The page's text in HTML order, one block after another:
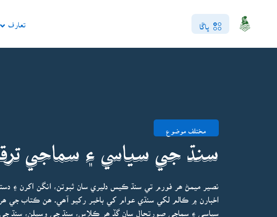
ڀاڱا تعارف
مختلف موضوع
سنڌ جي سياسي ۽ سماجي
نصير ميمڻ ھر فورم تي سنڌ ڪيس دليري سان ثبوتن، انگن اکرن ۽
اخبارن ۾ ڪالم لکي سنڌي عوام کي باخبر رکيو آھي. ھن ڪتاب جي
سياسي ۽ سماجي صورتحال سان گڏ ھر ڪلاس، سنڌ جي وسيلن، سنڌ جي